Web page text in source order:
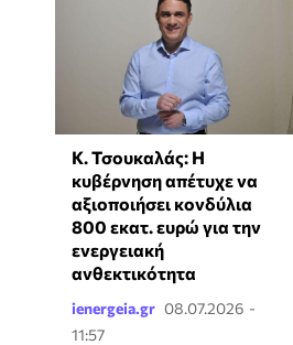
Κ. Τσουκαλάς: Η
κυβέρνηση απέτυχε να
αξιοποιήσει κονδύλια
800 εκατ. ευρώ για την
ενεργειακή
ανθεκτικότητα
ienergeia.gr 08.07.2026 -
11:57